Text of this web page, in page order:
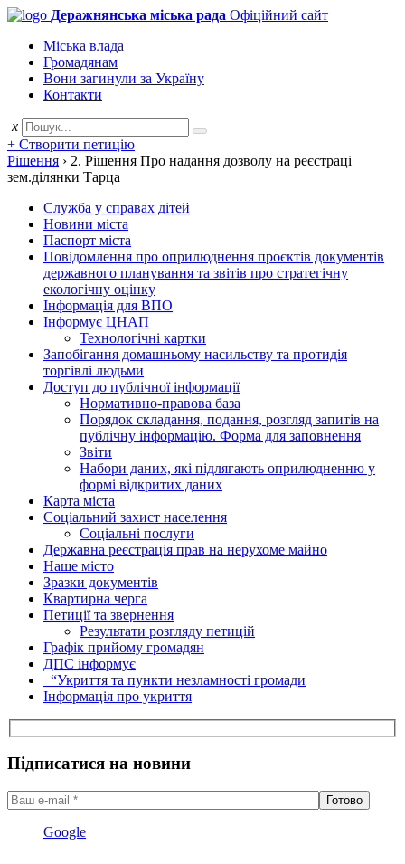
Деражнянська міська рада Офіційний сайт
Міська влада
Громадянам
Вони загинули за Україну
Контакти
x
+ Створити петицію
Рішення › 2. Рішення Про надання дозволу на реєстраці
зем.ділянки Тарца
Служба у справах дітей
Новини міста
Паспорт міста
Повідомлення про оприлюднення проєктів документів
державного планування та звітів про стратегічну
екологічну оцінку
Інформація для ВПО
Інформує ЦНАП
Технологічні картки
Запобігання домашньому насильству та протидія
торгівлі людьми
Доступ до публічної інформації
Нормативно-правова база
Порядок складання, подання, розгляд запитів на
публічну інформацію. Форма для заповнення
Звіти
Набори даних, які підлягають оприлюдненню у
формі відкритих даних
Карта міста
Соціальний захист населення
Соціальні послуги
Державна реєстрація прав на нерухоме майно
Наше місто
Зразки документів
Квартирна черга
Петиції та звернення
Результати розгляду петицій
Графік прийому громадян
ДПС інформує
“Укриття та пункти незламності громади
Інформація про укриття
Підписатися на новини
Google